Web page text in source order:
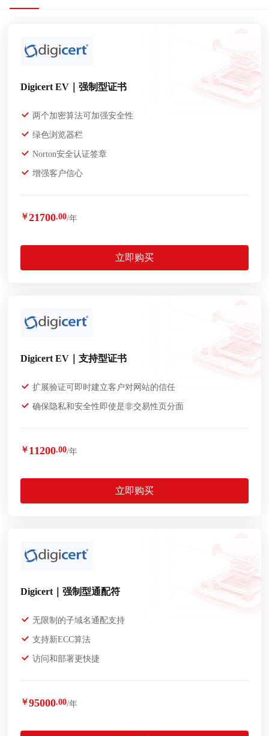
Digicert EV｜强制型证书
两个加密算法可加强安全性
绿色浏览器栏
Norton安全认证签章
增强客户信心
￥21700.00/年
立即购买
Digicert EV｜支持型证书
扩展验证可即时建立客户对网站的信任
确保隐私和安全性即使是非交易性页分面
￥ 11200.00/年
立即购买
Digicert｜强制型通配符
无限制的子域名通配支持
支持新ECC算法
访问和部署更快捷
￥95000.00/年